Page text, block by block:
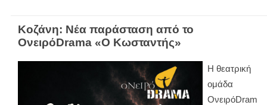
Κοζάνη: Νέα παράσταση από το
ΟνειρόDrama «Ο Κωσταντής»
Η θεατρική
ομάδα
ΟνειρόDram